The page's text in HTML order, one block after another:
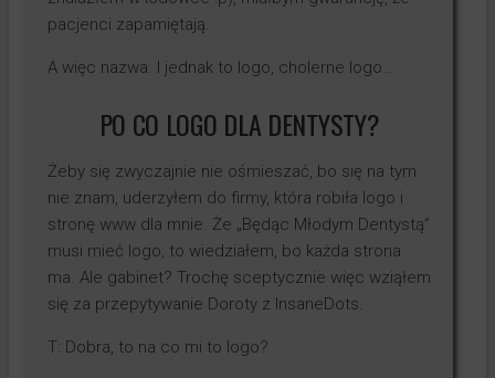
pacjenci zapamiętają.
A więc nazwa. I jednak to logo, cholerne logo…
PO CO LOGO DLA DENTYSTY?
Żeby się zwyczajnie nie ośmieszać, bo się na tym
nie znam, uderzyłem do firmy, która robiła logo i
stronę www dla mnie. Że „Będąc Młodym Dentystą”
musi mieć logo, to wiedziałem, bo każda strona
ma. Ale gabinet? Trochę sceptycznie więc wziąłem
się za przepytywanie Doroty z InsaneDots.
T: Dobra, to na co mi to logo?